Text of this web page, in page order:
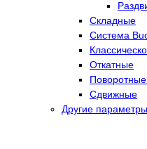
Складные
Cистема
Откатные
Сдвижные
Другие параметры